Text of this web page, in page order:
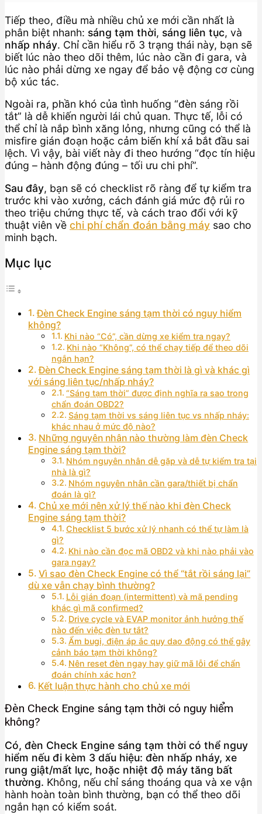
Tiếp theo, điều mà nhiều chủ xe mới cần nhất là
phân biệt nhanh: sáng tạm thời, sáng liên tục, và
nhấp nháy. Chỉ cần hiểu rõ 3 trạng thái này, bạn sẽ
biết lúc nào theo dõi thêm, lúc nào cần đi gara, và
lúc nào phải dừng xe ngay để bảo vệ động cơ cùng
bộ xúc tác.
Ngoài ra, phần khó của tình huống “đèn sáng rồi
tắt” là dễ khiến người lái chủ quan. Thực tế, lỗi có
thể chỉ là nắp bình xăng lỏng, nhưng cũng có thể là
misfire gián đoạn hoặc cảm biến khí xả bắt đầu sai
lệch. Vì vậy, bài viết này đi theo hướng “đọc tín hiệu
đúng – hành động đúng – tối ưu chi phí”.
Sau đây, bạn sẽ có checklist rõ ràng để tự kiểm tra
trước khi vào xưởng, cách đánh giá mức độ rủi ro
theo triệu chứng thực tế, và cách trao đổi với kỹ
thuật viên về chi phí chẩn đoán bằng máy sao cho
minh bạch.
Mục lục
Đèn Check Engine sáng tạm thời có nguy hiểm
không?
Khi nào “Có”, cần dừng xe kiểm tra ngay?
Khi nào “Không”, có thể chạy tiếp để theo dõi
ngắn hạn?
Đèn Check Engine sáng tạm thời là gì và khác gì
với sáng liên tục/nhấp nháy?
“Sáng tạm thời” được định nghĩa ra sao trong
chẩn đoán OBD2?
Sáng tạm thời vs sáng liên tục vs nhấp nháy:
khác nhau ở mức độ nào?
Những nguyên nhân nào thường làm đèn Check
Engine sáng tạm thời?
Nhóm nguyên nhân dễ gặp và dễ tự kiểm tra tại
nhà là gì?
Nhóm nguyên nhân cần gara/thiết bị chẩn
đoán là gì?
Chủ xe mới nên xử lý thế nào khi đèn Check
Engine sáng tạm thời?
Checklist 5 bước xử lý nhanh có thể tự làm là
gì?
Khi nào cần đọc mã OBD2 và khi nào phải vào
gara ngay?
Vì sao đèn Check Engine có thể “tắt rồi sáng lại”
dù xe vẫn chạy bình thường?
Lỗi gián đoạn (intermittent) và mã pending
khác gì mã confirmed?
Drive cycle và EVAP monitor ảnh hưởng thế
nào đến việc đèn tự tắt?
Ẩm bugi, điện áp ắc quy dao động có thể gây
cảnh báo tạm thời không?
Nên reset đèn ngay hay giữ mã lỗi để chẩn
đoán chính xác hơn?
Kết luận thực hành cho chủ xe mới
Đèn Check Engine sáng tạm thời có nguy hiểm
không?
Có, đèn Check Engine sáng tạm thời có thể nguy
hiểm nếu đi kèm 3 dấu hiệu: đèn nhấp nháy, xe
rung giật/mất lực, hoặc nhiệt độ máy tăng bất
thường. Không, nếu chỉ sáng thoáng qua và xe vận
hành hoàn toàn bình thường, bạn có thể theo dõi
ngắn hạn có kiểm soát.